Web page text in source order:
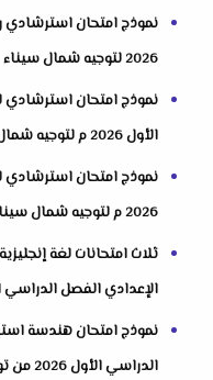
نموذج امتحان استرشادي
2026 لتوجيه شمال سيناء
نموذج امتحان استرشادي
الأول 2026 م لتوجيه شمال سيناء
نموذج امتحان استرشادي
2026 م لتوجيه شمال سيناء
ثلاث امتحانات لغة
الإعدادي الفصل الدراسي الأول 2026 من
نموذج امتحان هندسة
الدراسي الأول 2026 من توجيه الشرقية